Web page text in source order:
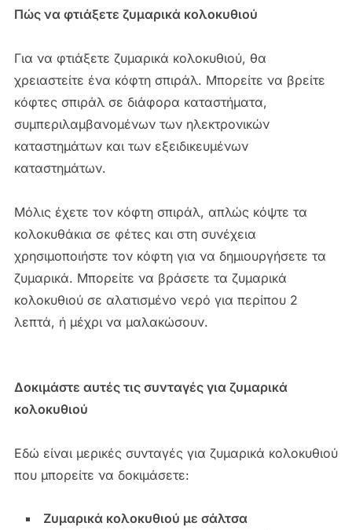
Πώς να φτιάξετε ζυμαρικά κολοκυθιού
Για να φτιάξετε ζυμαρικά κολοκυθιού, θα
χρειαστείτε ένα κόφτη σπιράλ. Μπορείτε να βρείτε
κόφτες σπιράλ σε διάφορα καταστήματα,
συμπεριλαμβανομένων των ηλεκτρονικών
καταστημάτων και των εξειδικευμένων
καταστημάτων.
Μόλις έχετε τον κόφτη σπιράλ, απλώς κόψτε τα
κολοκυθάκια σε φέτες και στη συνέχεια
χρησιμοποιήστε τον κόφτη για να δημιουργήσετε τα
ζυμαρικά. Μπορείτε να βράσετε τα ζυμαρικά
κολοκυθιού σε αλατισμένο νερό για περίπου 2
λεπτά, ή μέχρι να μαλακώσουν.
Δοκιμάστε αυτές τις συνταγές για ζυμαρικά
κολοκυθιού
Εδώ είναι μερικές συνταγές για ζυμαρικά κολοκυθιού
που μπορείτε να δοκιμάσετε:
Ζυμαρικά κολοκυθιού με σάλτσα